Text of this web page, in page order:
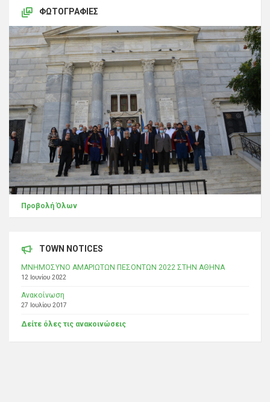
ΦΩΤΟΓΡΑΦΊΕΣ
Προβολή Όλων
TOWN NOTICES
ΜΝΗΜΟΣΥΝΟ ΑΜΑΡΙΩΤΩΝ ΠΕΣΟΝΤΩΝ 2022 ΣΤΗΝ ΑΘΗΝΑ
12 Ιουνίου 2022
Ανακοίνωση
27 Ιουλίου 2017
Δείτε όλες τις ανακοινώσεις